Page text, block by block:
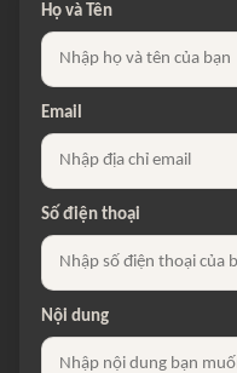
Họ và Tên
Email
Số điện thoại
Nội dung